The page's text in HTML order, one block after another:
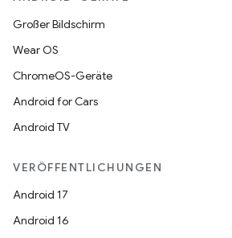
Großer Bildschirm
Wear OS
ChromeOS-Geräte
Android for Cars
Android TV
VERÖFFENTLICHUNGEN
Android 17
Android 16